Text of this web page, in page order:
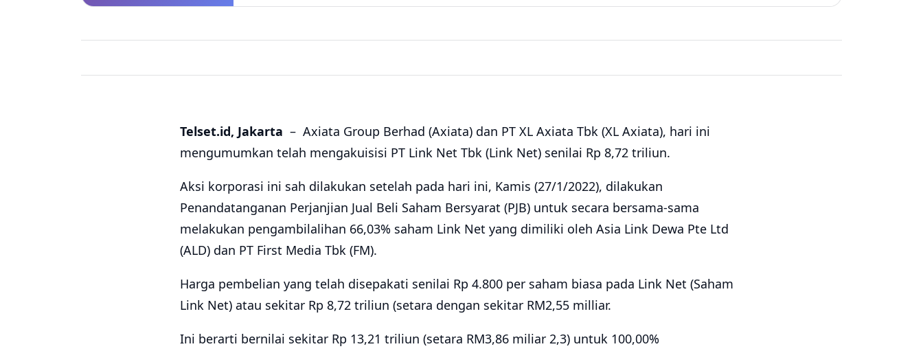
Telset.id, Jakarta – Axiata Group Berhad (Axiata) dan PT XL Axiata Tbk (XL Axiata), hari ini
mengumumkan telah mengakuisisi PT Link Net Tbk (Link Net) senilai Rp 8,72 triliun.
Aksi korporasi ini sah dilakukan setelah pada hari ini, Kamis (27/1/2022), dilakukan
Penandatanganan Perjanjian Jual Beli Saham Bersyarat (PJB) untuk secara bersama-sama
melakukan pengambilalihan 66,03% saham Link Net yang dimiliki oleh Asia Link Dewa Pte Ltd
(ALD) dan PT First Media Tbk (FM).
Harga pembelian yang telah disepakati senilai Rp 4.800 per saham biasa pada Link Net (Saham
Link Net) atau sekitar Rp 8,72 triliun (setara dengan sekitar RM2,55 milliar.
Ini berarti bernilai sekitar Rp 13,21 triliun (setara RM3,86 miliar 2,3) untuk 100,00%